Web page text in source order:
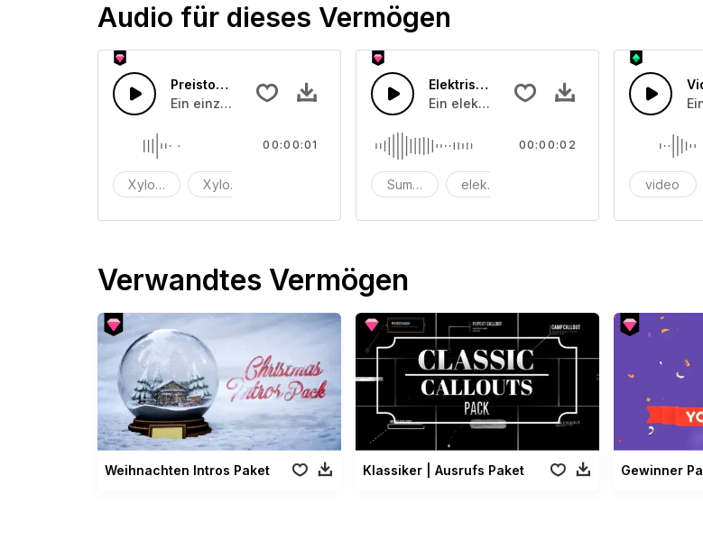
Audio für dieses Vermögen
Preiston 4
Ein einzelnes Xylophon mit einem Schusston
Xylophon Xylophon ein Schuss
00:00:01
Elektrisch 04
Ein elektrischer Summton
Summen elektrisch
00:00:02
video
Verwandtes Vermögen
Weihnachten Intros Paket Klassiker | Ausrufs Paket Gewinner